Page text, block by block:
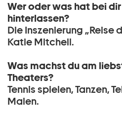
Wer oder was hat bei dir
hinterlassen?
Die Inszenierung „Reise
Katie Mitchell.
Was machst du am
Theaters?
Tennis spielen, Tanzen,
Malen.